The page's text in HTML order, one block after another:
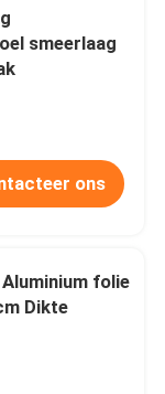
smeerlaag
ons
folie
Dikte